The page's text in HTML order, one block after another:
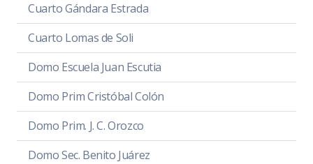
Cuarto Gándara Estrada
Cuarto Lomas de Soli
Domo Escuela Juan Escutia
Domo Prim Cristóbal Colón
Domo Prim. J. C. Orozco
Domo Sec. Benito Juárez